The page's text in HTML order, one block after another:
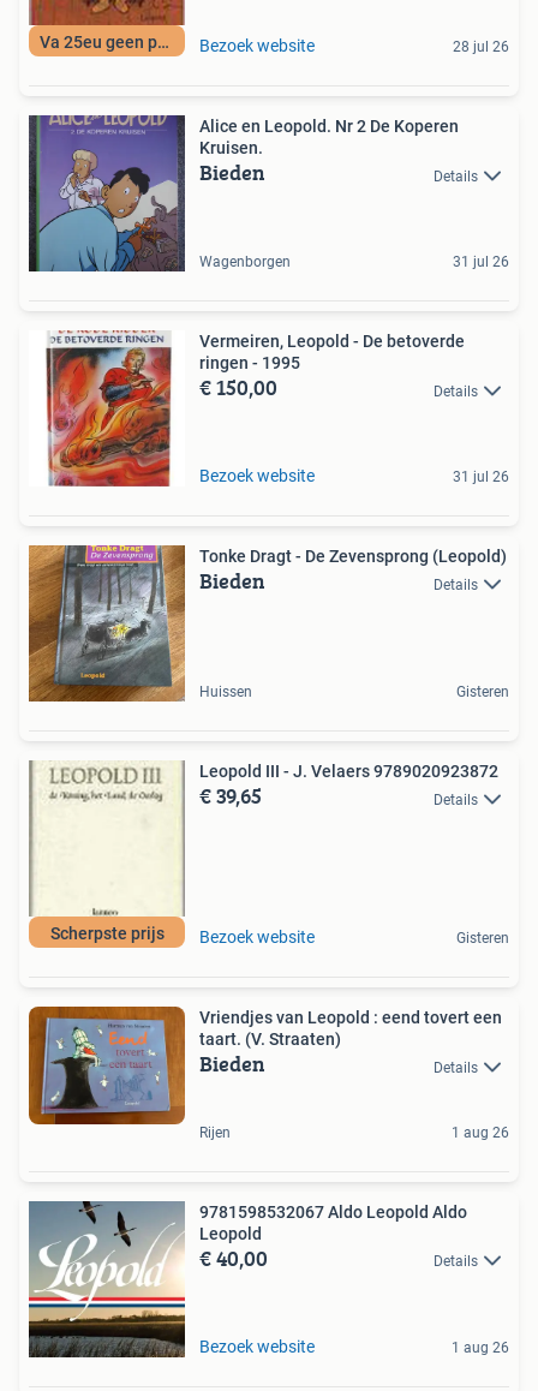
Va 25eu geen porto Bezoek website 28 jul 26
Alice en Leopold. Nr 2 De Koperen
Kruisen.
Bieden Details
Wagenborgen 31 jul 26
Vermeiren, Leopold - De betoverde
ringen - 1995
€ 150,00 Details
Bezoek website 31 jul 26
Tonke Dragt - De Zevensprong (Leopold)
Bieden Details
Huissen Gisteren
Scherpste prijs
Leopold III - J. Velaers 9789020923872
€ 39,65 Details
Bezoek website Gisteren
Vriendjes van Leopold : eend tovert een
taart. (V. Straaten)
Bieden Details
Rijen 1 aug 26
9781598532067 Aldo Leopold Aldo
Leopold
€ 40,00 Details
Bezoek website 1 aug 26